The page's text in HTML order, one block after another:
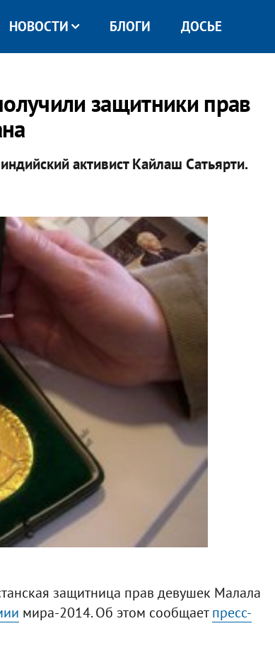
НОВОСТИ БЛОГИ ДОСЬЕ
защитники прав
активист Кайлаш Сатьярти.
защитница прав девушек Малала
мира-2014. Об этом сообщаетпресс-